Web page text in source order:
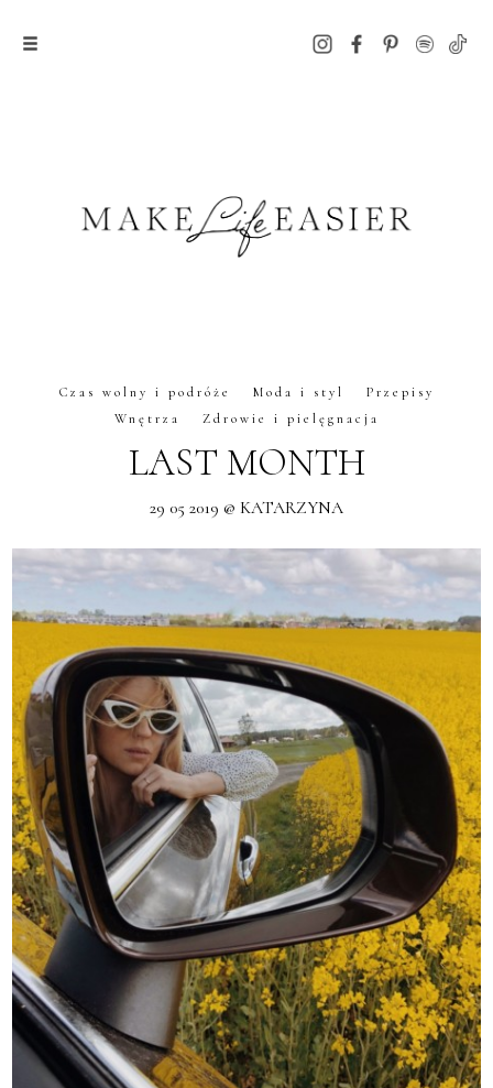
Czas wolny i podróże Moda i styl
Przepisy
Wnętrza
Zdrowie i pielęgnacja
LAST MONTH
29 05 2019 @ KATARZYNA